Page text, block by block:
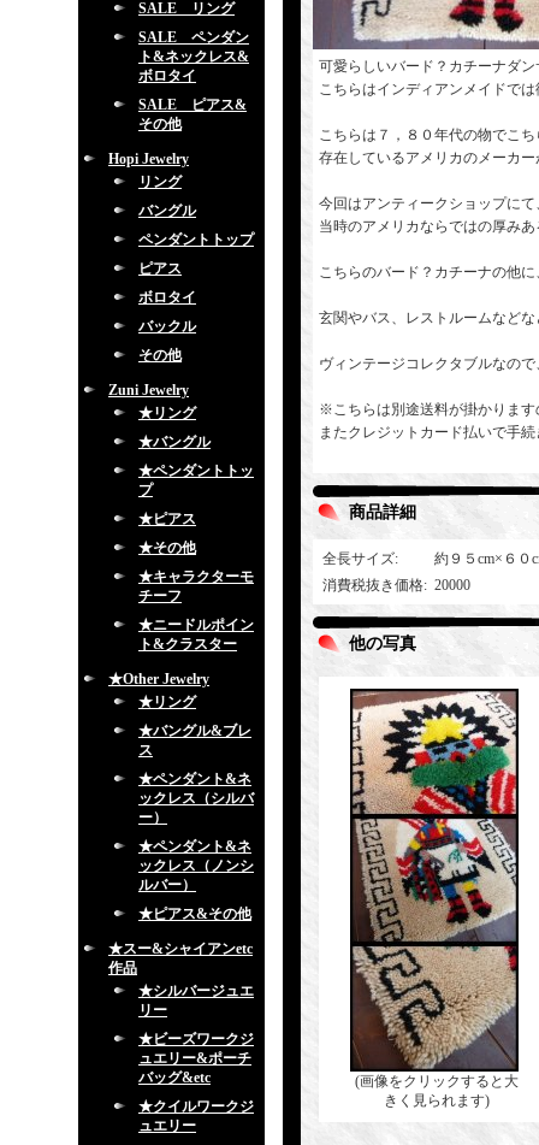
SALE リング
SALE ペンダン
ト&ネックレス&
ボロタイ
SALE ピアス&
その他
Hopi Jewelry
リング
バングル
ペンダントトップ
ピアス
ボロタイ
バックル
その他
Zuni Jewelry
★リング
★バングル
★ペンダントトッ
プ
★ピアス
★その他
★キャラクターモ
チーフ
★ニードルポイン
ト&クラスター
★Other Jewelry
★リング
★バングル&ブレ
ス
★ペンダント&ネ
ックレス（シルバ
ー）
★ペンダント&ネ
ックレス（ノンシ
ルバー）
★ピアス&その他
★スー&シャイアンetc
作品
★シルバージュエ
リー
★ビーズワークジ
ュエリー&ポーチ
バッグ&etc
★クイルワークジ
ュエリー
可愛らしいバード？カチーナダ
こちらはインディアンメイドで
こちらは７，８０年代の物でこ
存在しているアメリカのメーカ
今回はアンティークショップに
当時のアメリカならではの厚み
こちらのバード？カチーナの他
玄関やバス、レストルームなど
ヴィンテージコレクタブルなの
※こちらは別途送料が掛かりま
またクレジットカード払いで手
商品詳細
全長サイズ:
約９５cm×６０
消費税抜き価格: 20000
他の写真
(画像をクリックすると大
きく見られます)